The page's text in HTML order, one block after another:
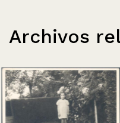
Archivos